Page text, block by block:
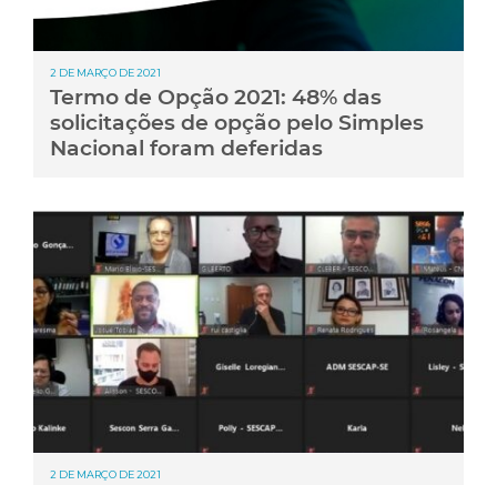
2 DE MARÇO DE 2021
Termo de Opção 2021: 48% das
solicitações de opção pelo Simples
Nacional foram deferidas
2 DE MARÇO DE 2021